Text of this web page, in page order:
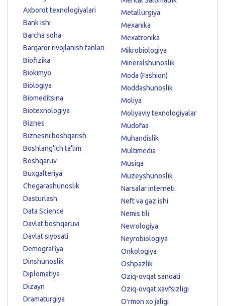
Axborot texnologiyalari
Bank ishi
Barcha soha
Barqaror rivojlanish fanlari
Biofizika
Biokimyo
Biologiya
Biomeditsina
Biotexnologiya
Biznes
Biznesni boshqarish
Boshlang'ich ta'lim
Boshqaruv
Buxgalteriya
Chegarashunoslik
Dasturlash
Data Science
Davlat boshqaruvi
Davlat siyosati
Demografiya
Dinshunoslik
Diplomatiya
Dizayn
Dramaturgiya
Metallurgiya
Mexanika
Mexatronika
Mikrobiologiya
Mineralshunoslik
Moda (Fashion)
Moddashunoslik
Moliya
Moliyaviy texnologiyalar
Mudofaa
Muhandislik
Multimedia
Musiqa
Muzeyshunoslik
Narsalar interneti
Neft va gaz ishi
Nemis tili
Nevrologiya
Neyrobiologiya
Onkologiya
Oshpazlik
Oziq-ovqat sanoati
Oziq-ovqat xavfsizligi
Oʻrmon xoʻjaligi